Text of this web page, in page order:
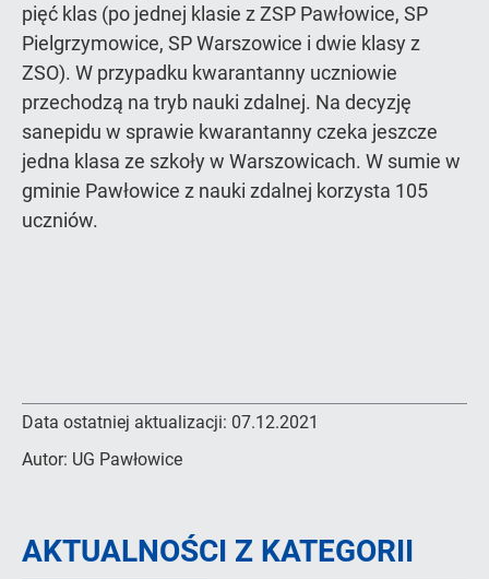
pięć klas (po jednej klasie z ZSP Pawłowice, SP
Pielgrzymowice, SP Warszowice i dwie klasy z
ZSO). W przypadku kwarantanny uczniowie
przechodzą na tryb nauki zdalnej. Na decyzję
sanepidu w sprawie kwarantanny czeka jeszcze
jedna klasa ze szkoły w Warszowicach. W sumie w
gminie Pawłowice z nauki zdalnej korzysta 105
uczniów.
Data ostatniej aktualizacji: 07.12.2021
Autor: UG Pawłowice
AKTUALNOŚCI Z KATEGORII